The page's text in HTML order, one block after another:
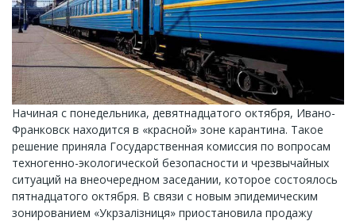
Начиная с понедельника, девятнадцатого октября, Ивано-
Франковск находится в «красной» зоне карантина. Такое
решение приняла Государственная комиссия по вопросам
техногенно-экологической безопасности и чрезвычайных
ситуаций на внеочередном заседании, которое состоялось
пятнадцатого октября. В связи с новым эпидемическим
зонированием «Укрзалізниця» приостановила продажу